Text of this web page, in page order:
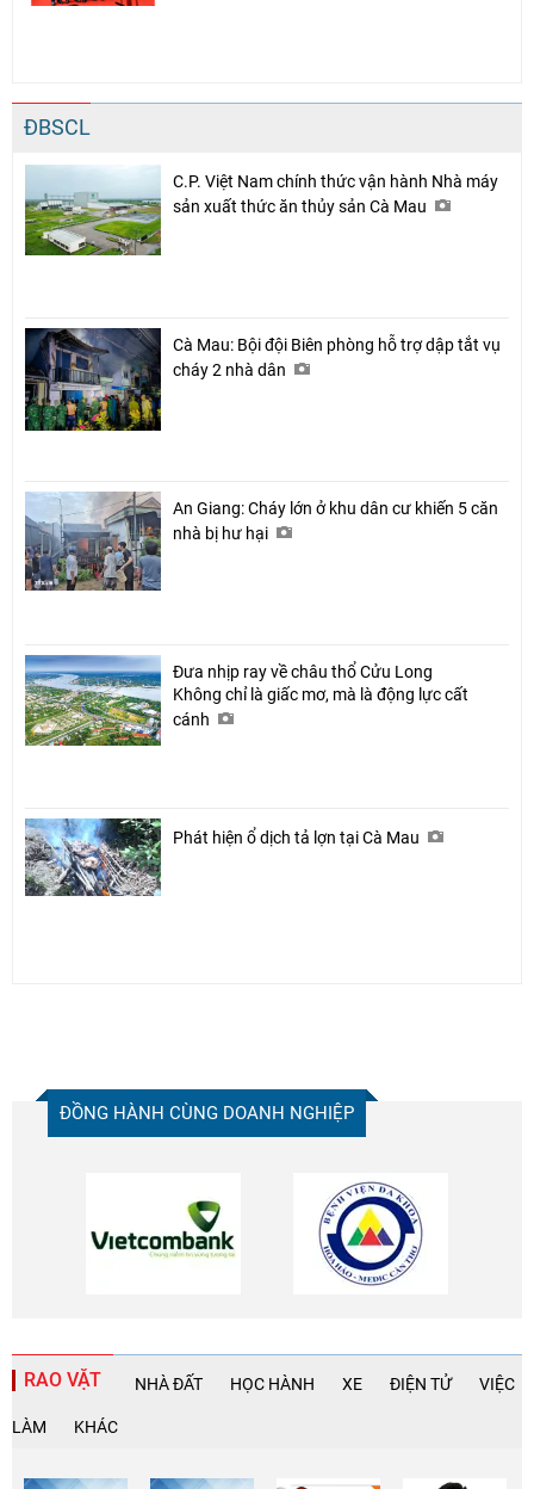
ĐBSCL
C.P. Việt Nam chính thức vận hành Nhà máy
sản xuất thức ăn thủy sản Cà Mau
Cà Mau: Bội đội Biên phòng hỗ trợ dập tắt vụ
cháy 2 nhà dân
An Giang: Cháy lớn ở khu dân cư khiến 5 căn
nhà bị hư hại
Đưa nhịp ray về châu thổ Cửu Long
Không chỉ là giấc mơ, mà là động lực cất
cánh
Phát hiện ổ dịch tả lợn tại Cà Mau
ĐỒNG HÀNH CÙNG DOANH NGHIỆP
RAO VẶT NHÀ ĐẤT HỌC HÀNH XE ĐIỆN TỬ VIỆC
LÀM KHÁC